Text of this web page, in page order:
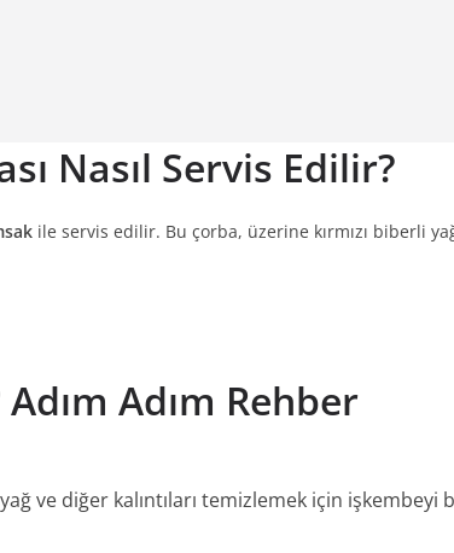
Nasıl Servis Edilir?
ile servis edilir. Bu çorba, üzerine kırmızı biberli
Adım Rehber
ve diğer kalıntıları temizlemek için işkembeyi